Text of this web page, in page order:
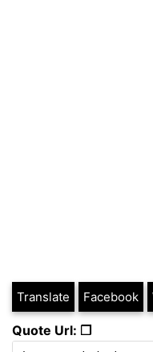
Translate Facebook
Quote Url: ❐